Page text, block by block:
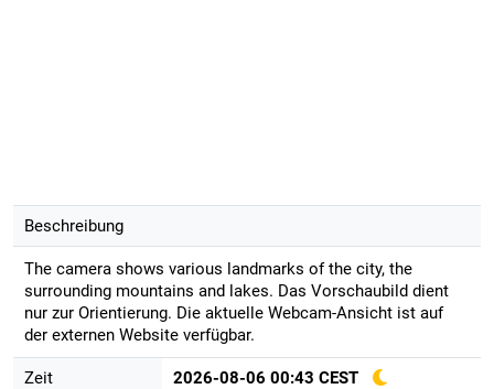
Beschreibung
The camera shows various landmarks of the city, the
surrounding mountains and lakes. Das Vorschaubild dient
nur zur Orientierung. Die aktuelle Webcam-Ansicht ist auf
der externen Website verfügbar.
Zeit 2026-08-06 00:43 CEST